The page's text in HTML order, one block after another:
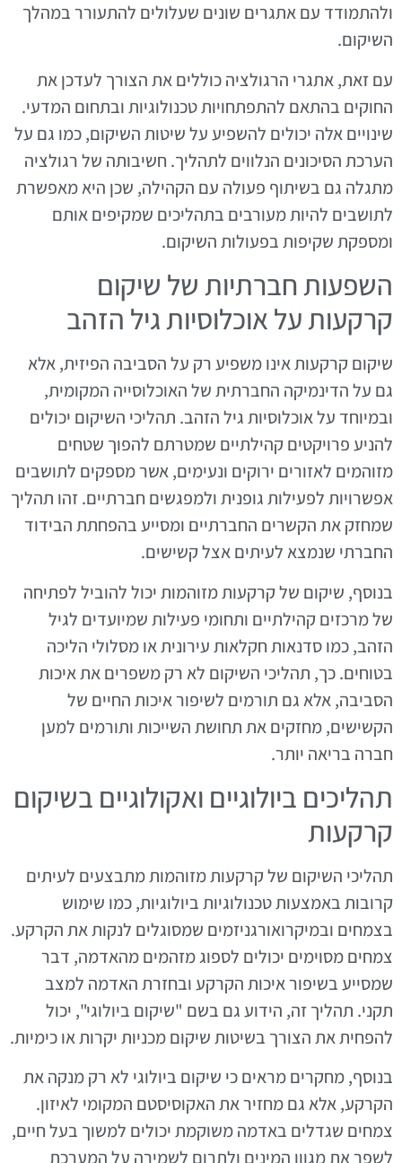
ולהתמודד עם אתגרים שונים שעלולים להתעורר במהלך
השיקום.
עם זאת, אתגרי הרגולציה כוללים את הצורך לעדכן את
החוקים בהתאם להתפתחויות טכנולוגיות ובתחום המדעי.
שינויים אלה יכולים להשפיע על שיטות השיקום, כמו גם על
הערכת הסיכונים הנלווים לתהליך. חשיבותה של רגולציה
מתגלה גם בשיתוף פעולה עם הקהילה, שכן היא מאפשרת
לתושבים להיות מעורבים בתהליכים שמקיפים אותם
ומספקת שקיפות בפעולות השיקום.
השפעות חברתיות של שיקום
קרקעות על אוכלוסיות גיל הזהב
שיקום קרקעות אינו משפיע רק על הסביבה הפיזית, אלא
גם על הדינמיקה החברתית של האוכלוסייה המקומית,
ובמיוחד על אוכלוסיות גיל הזהב. תהליכי השיקום יכולים
להניע פרויקטים קהילתיים שמטרתם להפוך שטחים
מזוהמים לאזורים ירוקים ונעימים, אשר מספקים לתושבים
אפשרויות לפעילות גופנית ולמפגשים חברתיים. זהו תהליך
שמחזק את הקשרים החברתיים ומסייע בהפחתת הבידוד
החברתי שנמצא לעיתים אצל קשישים.
בנוסף, שיקום של קרקעות מזוהמות יכול להוביל לפתיחה
של מרכזים קהילתיים ותחומי פעילות שמיועדים לגיל
הזהב, כמו סדנאות חקלאות עירונית או מסלולי הליכה
בטוחים. כך, תהליכי השיקום לא רק משפרים את איכות
הסביבה, אלא גם תורמים לשיפור איכות החיים של
הקשישים, מחזקים את תחושת השייכות ותורמים למען
חברה בריאה יותר.
תהליכים ביולוגיים ואקולוגיים בשיקום
קרקעות
תהליכי השיקום של קרקעות מזוהמות מתבצעים לעיתים
קרובות באמצעות טכנולוגיות ביולוגיות, כמו שימוש
בצמחים ובמיקרואורגניזמים שמסוגלים לנקות את הקרקע.
צמחים מסוימים יכולים לספוג מזהמים מהאדמה, דבר
שמסייע בשיפור איכות הקרקע ובחזרת האדמה למצב
תקני. תהליך זה, הידוע גם בשם "שיקום ביולוגי", יכול
להפחית את הצורך בשיטות שיקום מכניות יקרות או כימיות.
בנוסף, מחקרים מראים כי שיקום ביולוגי לא רק מנקה את
הקרקע, אלא גם מחזיר את האקוסיסטם המקומי לאיזון.
צמחים שגדלים באדמה משוקמת יכולים למשוך בעל חיים,
לשפר את מגוון המינים ולתרום לשמירה על המערכת